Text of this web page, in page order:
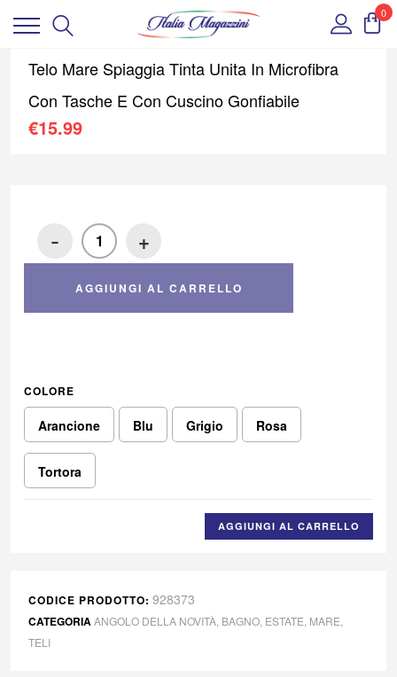
0
Telo Mare Spiaggia Tinta Unita In Microfibra
Con Tasche E Con Cuscino Gonfiabile
€15.99
- +
AGGIUNGI AL CARRELLO
COLORE
Arancione Blu Grigio Rosa
Tortora
AGGIUNGI AL CARRELLO
CODICE PRODOTTO: 928373
CATEGORIAANGOLO DELLA NOVITÀ BAGNO ESTATE MARE
TELI